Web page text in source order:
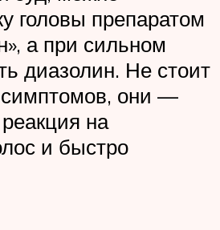
головы препаратом
а при сильном
диазолин. Не стоит
симптомов, они —
на
и быстро